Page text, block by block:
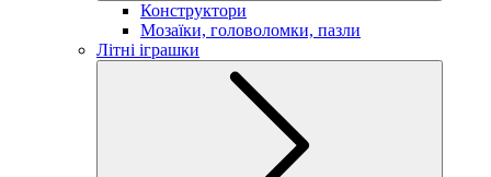
Конструктори
Мозаїки, головоломки, пазли
Літні іграшки